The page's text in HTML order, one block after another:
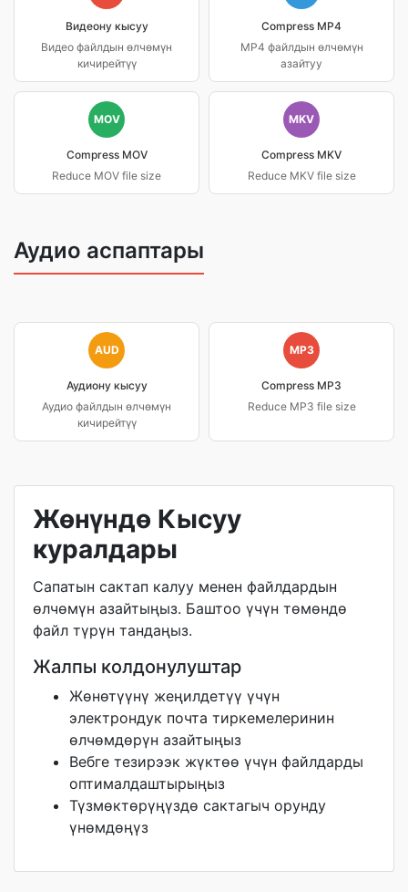
Видеону кысуу
Видео файлдын өлчөмүн
кичирейтүү
Compress MP4
MP4 файлдын өлчөмүн
азайтуу
MOV
Compress MOV
Reduce MOV file size
MKV
Compress MKV
Reduce MKV file size
Аудио аспаптары
AUD
Аудиону кысуу
Аудио файлдын өлчөмүн
кичирейтүү
MP3
Compress MP3
Reduce MP3 file size
Жөнүндө Кысуу
куралдары
Сапатын сактап калуу менен файлдардын
өлчөмүн азайтыңыз. Баштоо үчүн төмөндө
файл түрүн тандаңыз.
Жалпы колдонулуштар
Жөнөтүүнү жеңилдетүү үчүн
электрондук почта тиркемелеринин
өлчөмдөрүн азайтыңыз
Вебге тезирээк жүктөө үчүн файлдарды
оптималдаштырыңыз
Түзмөктөрүңүздө сактагыч орунду
үнөмдөңүз